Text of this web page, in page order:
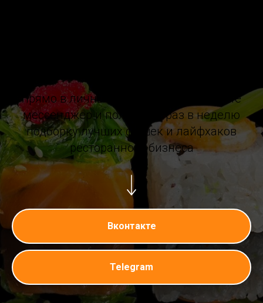
прямо в личных сообщениях. Выберите
мессенджер и получайте раз в неделю
подборку лучших фишек и лайфхаков
ресторанного бизнеса
Вконтакте
Telegram